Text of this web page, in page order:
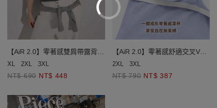
【AiR 2.0】零著感雙肩帶露背
BRA TOP
XL 2XL 3XL
NT$ 690 NT$ 448
【AiR 2.0】零著感舒適交叉V領
BRA TOP
2XL 3XL
NT$ 790 NT$ 387